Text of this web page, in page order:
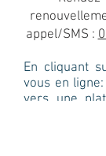
appel/SMS :
En cliquant
vous en
vers une